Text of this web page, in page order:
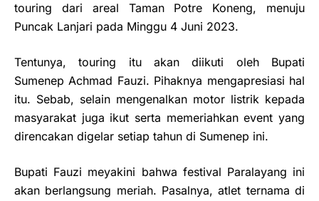
touring dari areal Taman Potre Koneng, menuju
Puncak Lanjari pada Minggu 4 Juni 2023.
Tentunya, touring itu akan diikuti oleh Bupati
Sumenep Achmad Fauzi. Pihaknya mengapresiasi hal
itu. Sebab, selain mengenalkan motor listrik kepada
masyarakat juga ikut serta memeriahkan event yang
direncakan digelar setiap tahun di Sumenep ini.
Bupati Fauzi meyakini bahwa festival Paralayang ini
akan berlangsung meriah. Pasalnya, atlet ternama di